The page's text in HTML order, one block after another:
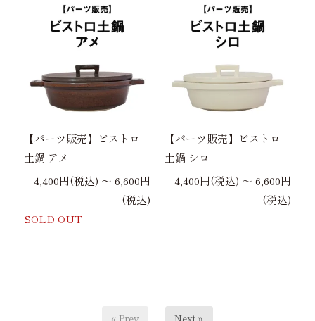
【パーツ販売】ビストロ
土鍋 アメ
4,400円(税込) 〜 6,600円
(税込)
SOLD OUT
【パーツ販売】ビストロ
土鍋 シロ
4,400円(税込) 〜 6,600円
(税込)